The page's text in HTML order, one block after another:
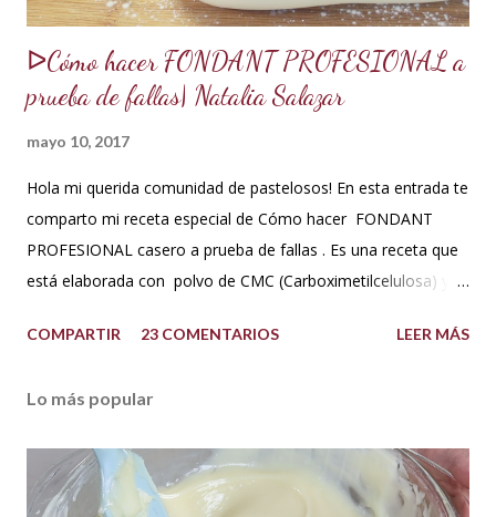
ᐅCómo hacer FONDANT PROFESIONAL a
prueba de fallas| Natalia Salazar
mayo 10, 2017
Hola mi querida comunidad de pastelosos! En esta entrada te
comparto mi receta especial de Cómo hacer FONDANT
PROFESIONAL casero a prueba de fallas . Es una receta que
está elaborada con polvo de CMC (Carboximetilcelulosa) y
que le aportan a la masa elasticidad, firmeza y le ayudan a
*1 kilo o 2.2 libras de Azúcar impalpable micro pulverizada o
maíz o miel de Karo (1/2 taza). Y para climas cálidos usar
Glucosa, la misma cantidad. *7.5 ml de CMC o Tylose *2.5
COMPARTIR 23 COMENTARIOS LEER MÁS
Lo más popular